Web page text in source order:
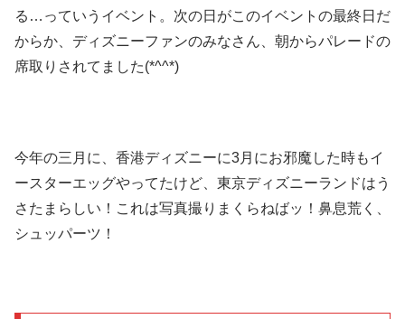
る…っていう イベント。次の日がこのイベントの最終日だ
からか、ディズニーファンのみなさん、朝からパレードの
席取りされてました(*^^*)
今年の三月に、香港ディズニーに3月にお邪魔した時もイ
ースターエッグやってたけど、東京ディズニーランドはう
さたまらしい！これは写真撮りまくらねばッ！鼻息荒く、
シュッパーツ！